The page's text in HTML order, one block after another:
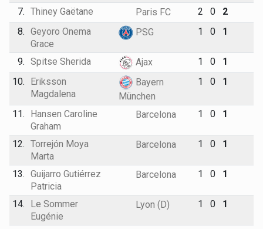
7. Thiney Gaëtane Paris FC 2 0
2
8. Geyoro Onema
Grace
PSG 1 0 1
9. Spitse Sherida Ajax 1 0
1
10.
Eriksson
Magdalena
Bayern
München
1 0 1
11.
Hansen Caroline
Graham
Barcelona 1 0 1
12. Torrejón Moya
Marta
Barcelona 1 0 1
13. Guijarro Gutiérrez
Patricia
Barcelona 1 0 1
14.
Le Sommer
Eugénie
Lyon (D) 1 0 1